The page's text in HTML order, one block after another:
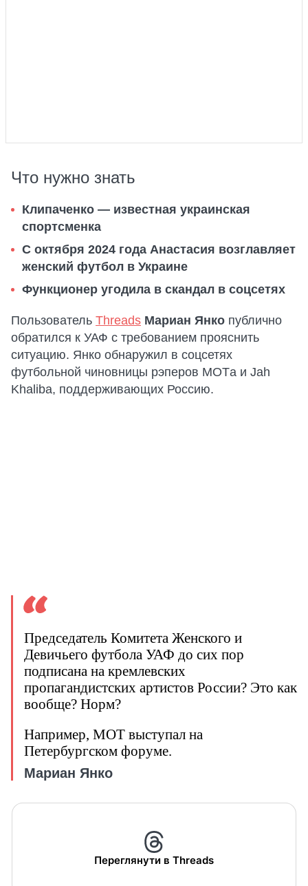
Что нужно знать
Клипаченко — известная украинская
спортсменка
С октября 2024 года Анастасия возглавляет
женский футбол в Украине
Функционер угодила в скандал в соцсетях
Пользователь Threads Мариан Янко публично
обратился к УАФ с требованием прояснить
ситуацию. Янко обнаружил в соцсетях
футбольной чиновницы рэперов MOTа и Jah
Khalibа, поддерживающих Россию.
Председатель Комитета Женского и
Девичьего футбола УАФ до сих пор
подписана на кремлевских
пропагандистских артистов России? Это как
вообще? Норм?
Например, MOT выступал на
Петербургском форуме.
Мариан Янко
Переглянути в Threads